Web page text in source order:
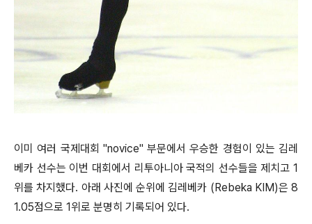
이미 여러 국제대회 "novice" 부문에서 우승한 경험이 있는 김레
베카 선수는 이번 대회에서 리투아니아 국적의 선수들을 제치고 1
위를 차지했다. 아래 사진에 순위에 김레베카 (Rebeka KIM)은 8
1.05점으로 1위로 분명히 기록되어 있다.